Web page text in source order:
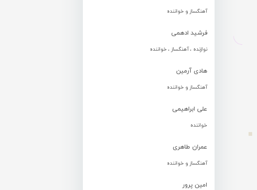
آهنگساز و خواننده
فرشید ادهمی
نوازنده ، آهنگساز ، خواننده
هادی آرمین
آهنگساز و خواننده
علی ابراهیمی
خواننده
عمران طاهری
آهنگساز و خواننده
امین پرور